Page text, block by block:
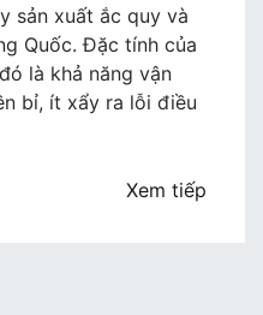
sản xuất ắc quy và
Quốc. Đặc tính của
là khả năng vận
bỉ, ít xẩy ra lỗi điều
Xem tiếp